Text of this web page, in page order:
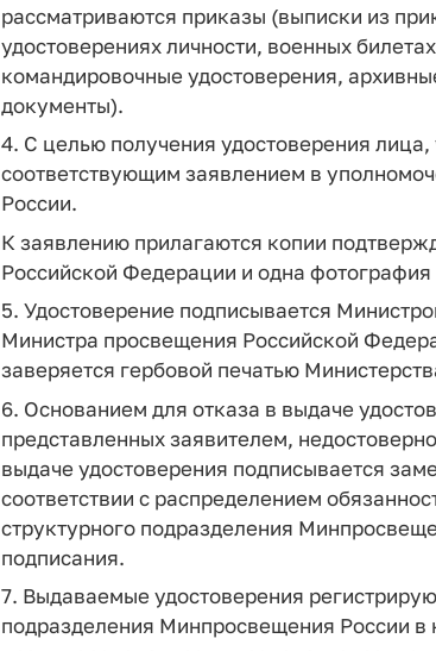
рассматриваются приказы (выписки из
удостоверениях личности, военных
командировочные удостоверения,
документы).
4. С целью получения удостоверения
соответствующим заявлением в
России.
К заявлению прилагаются копии
Российской Федерации и одна
5. Удостоверение подписывается
Министра просвещения Российской
заверяется гербовой печатью
6. Основанием для отказа в выдаче
представленных заявителем,
выдаче удостоверения подписывается
соответствии с распределением
структурного подразделения
подписания.
7. Выдаваемые удостоверения
подразделения Минпросвещения России в